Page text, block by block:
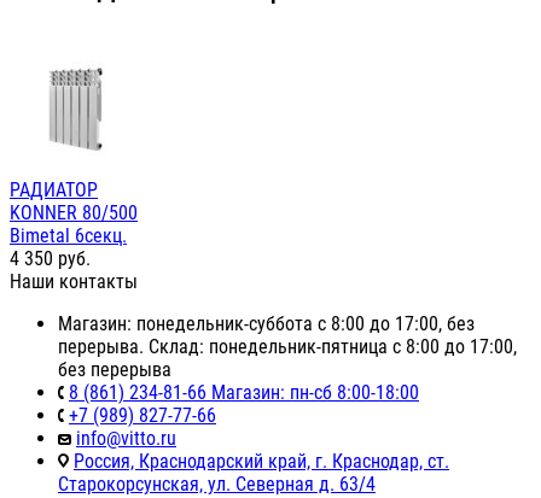
РАДИАТОР
KONNER 80/500
Bimetal 6секц.
4 350 руб.
Наши контакты
Магазин: понедельник-суббота с 8:00 до 17:00, без
перерыва. Склад: понедельник-пятница с 8:00 до 17:00,
без перерыва
8 (861) 234-81-66 Магазин: пн-сб 8:00-18:00
+7 (989) 827-77-66
info@vitto.ru
Россия, Краснодарский край, г. Краснодар, ст.
Старокорсунская, ул. Северная д. 63/4